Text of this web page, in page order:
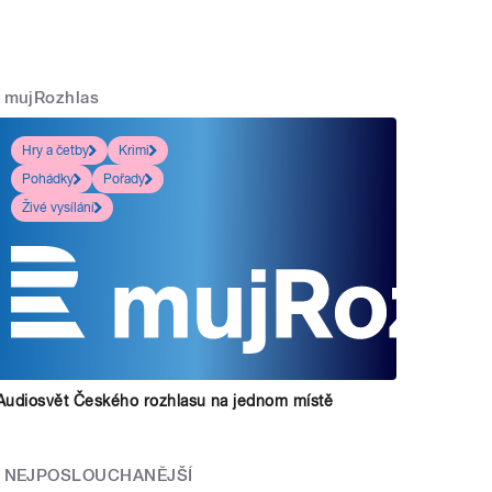
mujRozhlas
Hry a četby
Krimi
Pohádky
Pořady
Živé vysílání
Českého rozhlasu na jednom místě
NEJPOSLOUCHANĚJŠÍ